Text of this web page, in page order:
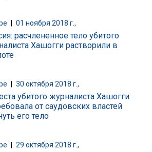
01 ноября 2018 г.,
расчлененное тело убитого
Хашогги растворили в
30 октября 2018 г.,
убитого журналиста Хашогги
от саудовских властей
его тело
29 октября 2018 г.,